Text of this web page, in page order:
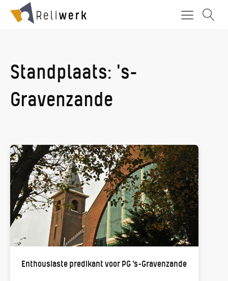
Standplaats: 's-
Gravenzande
Enthousiaste predikant voor PG 's-Gravenzande